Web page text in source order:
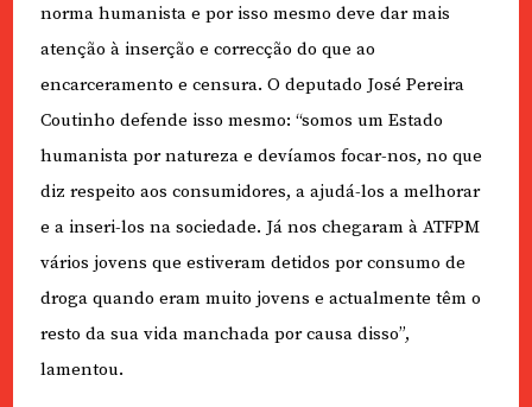
norma humanista e por isso mesmo deve dar mais
atenção à inserção e correcção do que ao
encarceramento e censura. O deputado José Pereira
Coutinho defende isso mesmo: “somos um Estado
humanista por natureza e devíamos focar-nos, no que
diz respeito aos consumidores, a ajudá-los a melhorar
e a inseri-los na sociedade. Já nos chegaram à ATFPM
vários jovens que estiveram detidos por consumo de
droga quando eram muito jovens e actualmente têm o
resto da sua vida manchada por causa disso”,
lamentou.